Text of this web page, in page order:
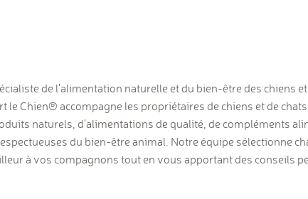
de l'alimentation naturelle et du bien-être des chiens
le Chien® accompagne les propriétaires de chiens et de
naturels, d'alimentations de qualité, de compléments
du bien-être animal. Notre équipe sélectionne
à vos compagnons tout en vous apportant des conseils